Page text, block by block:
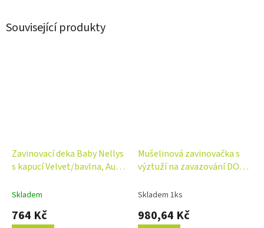
Související produkty
Zavinovací deka Baby Nellys
s kapucí Velvet/bavlna, Auta
Skladem
764 Kč
Mušelinová zavinovačka s
výztuží na zavazování DOTS,
Skladem 1ks
980,64 Kč